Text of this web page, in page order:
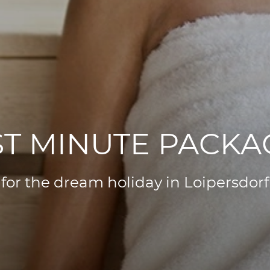
MINUTE
for the dream holiday in Loipersdorf